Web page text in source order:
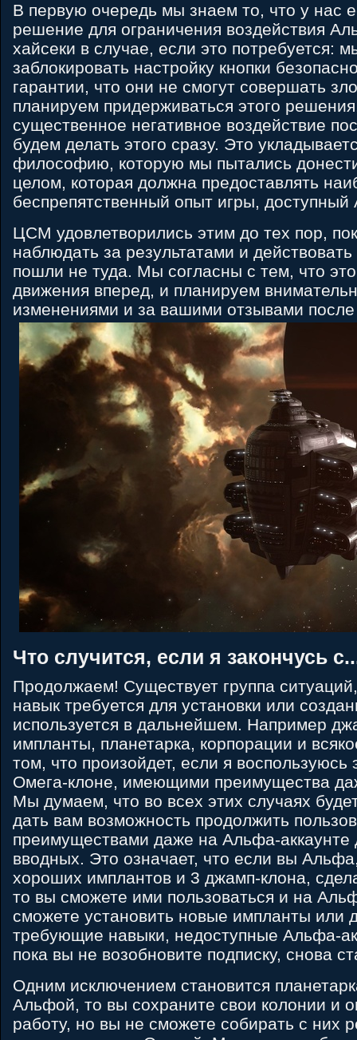
В первую очередь мы знаем то, что у нас
решение для ограничения воздействия
хайсеки в случае, если это потребуется:
заблокировать настройку кнопки
гарантии, что они не смогут совершать
планируем придерживаться этого
существенное негативное воздействие
будем делать этого сразу. Это
философию, которую мы пытались
целом, которая должна предоставлять
беспрепятственный опыт игры,
ЦСМ удовлетворились этим до тех пор,
наблюдать за результатами и
пошли не туда. Мы согласны с тем, что
движения вперед, и планируем
изменениями и за вашими отзывами после
Что случится, если я закончусь
Продолжаем! Существует группа
навык требуется для установки или
используется в дальнейшем. Например
импланты, планетарка, корпорации и
том, что произойдет, если я
Омега-клоне, имеющими преимущества
Мы думаем, что во всех этих случаях
дать вам возможность продолжить
преимуществами даже на Альфа-аккаунте
вводных. Это означает, что если вы
хороших имплантов и 3 джамп-клона,
то вы сможете ими пользоваться и на
сможете установить новые импланты или
требующие навыки, недоступные Альфа-
пока вы не возобновите подписку, снова
Одним исключением становится
Альфой, то вы сохраните свои колонии и
работу, но вы не сможете собирать с них